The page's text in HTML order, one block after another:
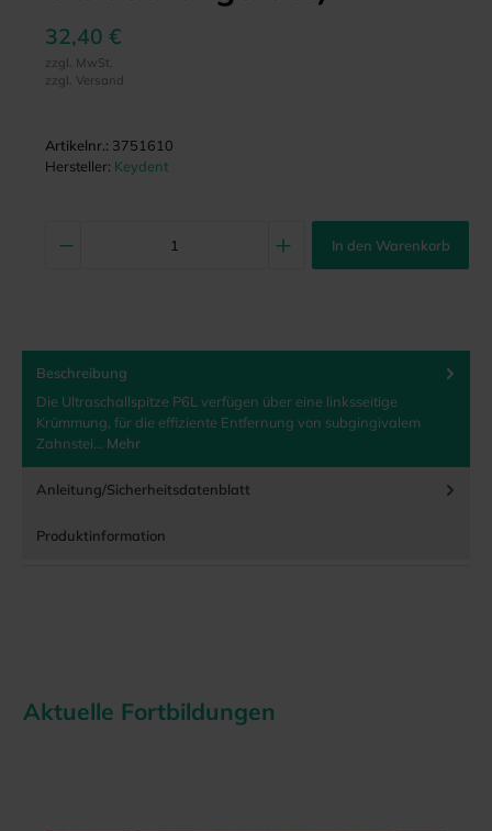
32,40 €
zzgl. MwSt.
zzgl. Versand
Artikelnr.: 3751610
Hersteller: Keydent
In den Warenkorb
Beschreibung
Die Ultraschallspitze P6L verfügen über eine linksseitige
Krümmung, für die effiziente Entfernung von subgingivalem
Zahnstei… Mehr
Anleitung/Sicherheitsdatenblatt
Produktinformation
Aktuelle Fortbildungen